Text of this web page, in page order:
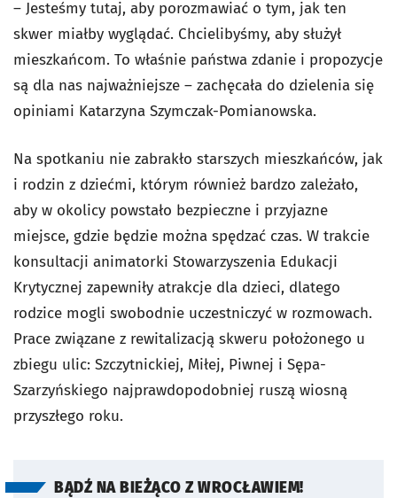
– Jesteśmy tutaj, aby porozmawiać o tym, jak ten
skwer miałby wyglądać. Chcielibyśmy, aby służył
mieszkańcom. To właśnie państwa zdanie i propozycje
są dla nas najważniejsze – zachęcała do dzielenia się
opiniami Katarzyna Szymczak-Pomianowska.
Na spotkaniu nie zabrakło starszych mieszkańców, jak
i rodzin z dziećmi, którym również bardzo zależało,
aby w okolicy powstało bezpieczne i przyjazne
miejsce, gdzie będzie można spędzać czas. W trakcie
konsultacji animatorki Stowarzyszenia Edukacji
Krytycznej zapewniły atrakcje dla dzieci, dlatego
rodzice mogli swobodnie uczestniczyć w rozmowach.
Prace związane z rewitalizacją skweru położonego u
zbiegu ulic: Szczytnickiej, Miłej, Piwnej i Sępa-
Szarzyńskiego najprawdopodobniej ruszą wiosną
przyszłego roku.
BĄDŹ NA BIEŻĄCO Z WROCŁAWIEM!